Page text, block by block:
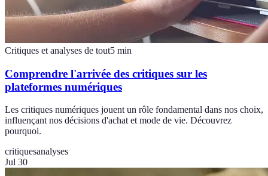
Critiques et analyses de tout5 min
Comprendre l'arrivée des critiques sur les
plateformes numériques
Les critiques numériques jouent un rôle fondamental dans nos choix,
influençant nos décisions d'achat et mode de vie. Découvrez
pourquoi.
critiquesanalyses
Jul 30